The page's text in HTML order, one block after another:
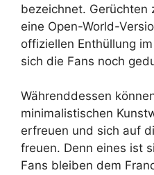
bezeichnet. Gerüchten
eine Open-World-
offiziellen Enthüllung
sich die Fans noch
Währenddessen
minimalistischen
erfreuen und sich auf
freuen. Denn eines ist
Fans bleiben dem